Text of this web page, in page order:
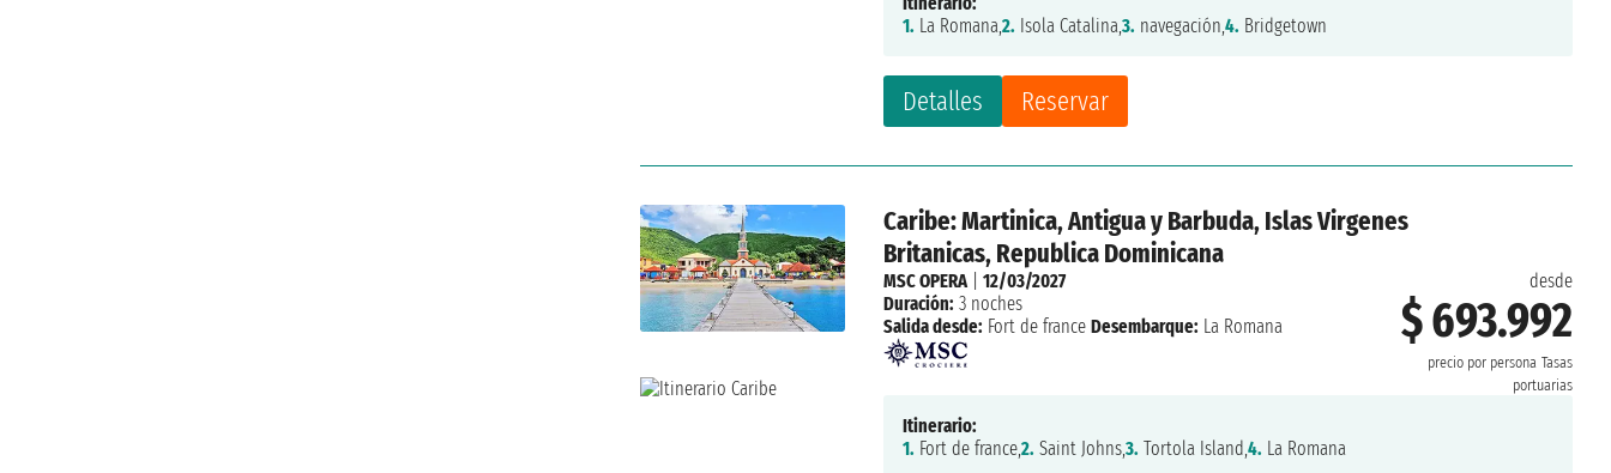
Detalles Reservar
1. La Romana,2. Isola Catalina,3. navegación,4. Bridgetown
Caribe: Martinica, Antigua y Barbuda, Islas Virgenes
Britanicas, Republica Dominicana
desde
$ 693.992
precio por persona Tasas
portuarias
MSC OPERA| 12/03/2027
Duración: 3 noches
Salida desde: Fort de france Desembarque: La Romana
Itinerario:
1. Fort de france,2. Saint Johns,3. Tortola Island,4. La Romana